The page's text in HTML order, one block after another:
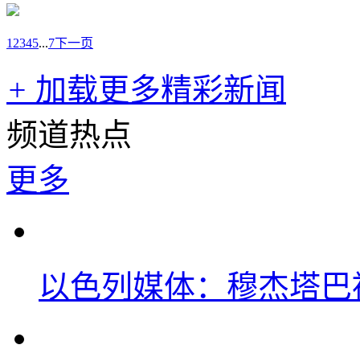
1 2345...7下一页
+ 加载更多精彩新闻
频道热点
更多
以色列媒体：穆杰塔